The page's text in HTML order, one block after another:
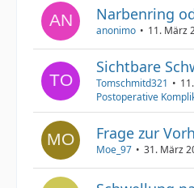
Narbenring
anonimo 11. März
Sichtbare
Tomschmitd321
Postoperative
Frage zur
Moe_97 31. März